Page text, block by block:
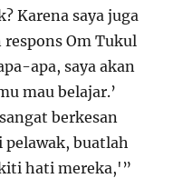
Karena saya juga
respons Om Tukul
apa, saya akan
mau belajar.’
berkesan
pelawak, buatlah
hati mereka,'”